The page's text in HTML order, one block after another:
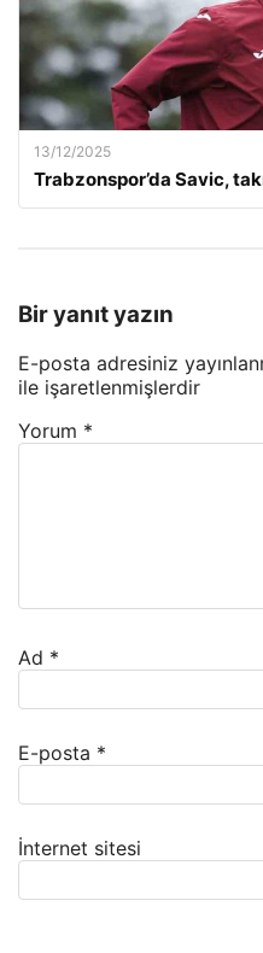
13/12/2025
Trabzonspor’da Savic,
Bir yanıt yazın
E-posta adresiniz
ile işaretlenmişlerdir
Yorum *
Ad *
E-posta *
İnternet sitesi